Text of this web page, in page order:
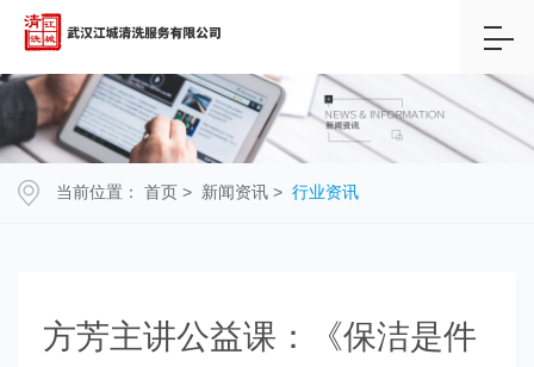
当前位置： 首页 > 新闻资讯 > 行业资讯
方芳主讲公益课：《保洁是件